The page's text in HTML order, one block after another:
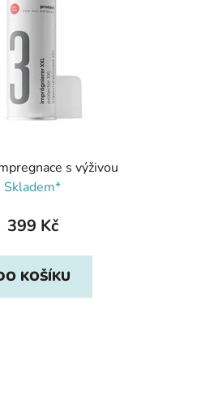
s výživou
Skladem*
399 Kč
KOŠÍKU